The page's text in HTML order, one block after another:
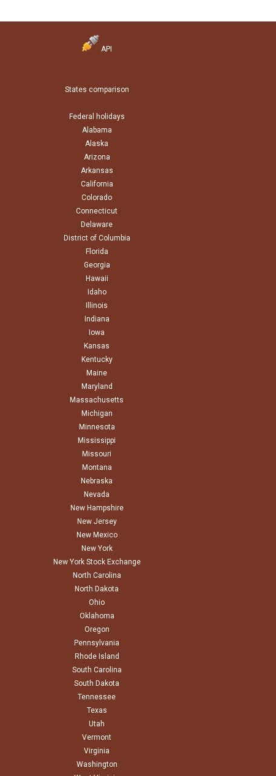
API
States comparison
Federal holidays
Alabama
Alaska
Arizona
Arkansas
California
Colorado
Connecticut
Delaware
District of Columbia
Florida
Georgia
Hawaii
Idaho
Illinois
Indiana
Iowa
Kansas
Kentucky
Maine
Maryland
Massachusetts
Michigan
Minnesota
Mississippi
Missouri
Montana
Nebraska
Nevada
New Hampshire
New Jersey
New Mexico
New York
New York Stock Exchange
North Carolina
North Dakota
Ohio
Oklahoma
Oregon
Pennsylvania
Rhode Island
South Carolina
South Dakota
Tennessee
Texas
Utah
Vermont
Virginia
Washington